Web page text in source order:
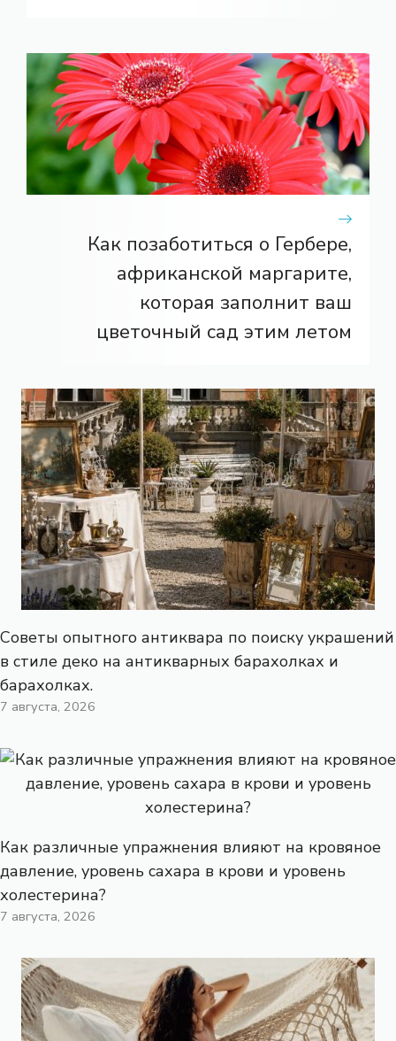
Как позаботиться о Гербере,
африканской маргарите,
которая заполнит ваш
цветочный сад этим летом
Советы опытного антиквара по поиску украшений
в стиле деко на антикварных барахолках и
барахолках.
7 августа, 2026
Как различные упражнения влияют на кровяное
давление, уровень сахара в крови и уровень
холестерина?
7 августа, 2026